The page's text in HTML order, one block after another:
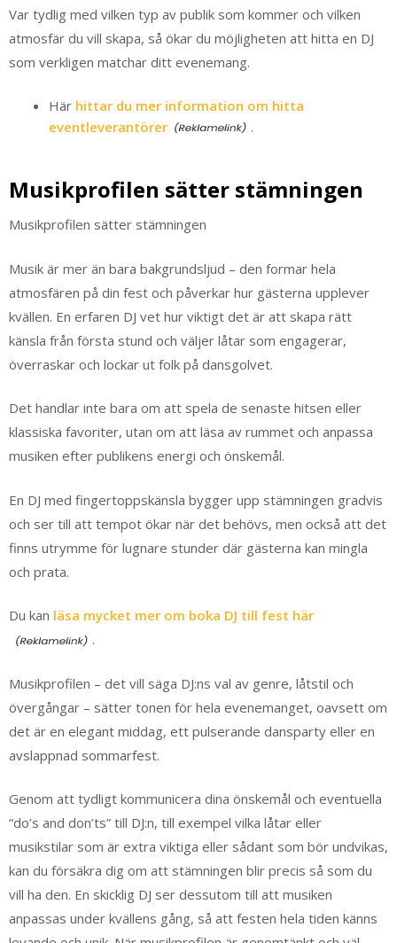
Var tydlig med vilken typ av publik som kommer och vilken
atmosfär du vill skapa, så ökar du möjligheten att hitta en DJ
som verkligen matchar ditt evenemang.
Här hittar du mer information om hitta
eventleverantörer
.
Musikprofilen sätter stämningen
Musikprofilen sätter stämningen
Musik är mer än bara bakgrundsljud – den formar hela
atmosfären på din fest och påverkar hur gästerna upplever
kvällen. En erfaren DJ vet hur viktigt det är att skapa rätt
känsla från första stund och väljer låtar som engagerar,
överraskar och lockar ut folk på dansgolvet.
Det handlar inte bara om att spela de senaste hitsen eller
klassiska favoriter, utan om att läsa av rummet och anpassa
musiken efter publikens energi och önskemål.
En DJ med fingertoppskänsla bygger upp stämningen gradvis
och ser till att tempot ökar när det behövs, men också att det
finns utrymme för lugnare stunder där gästerna kan mingla
och prata.
Du kan läsa mycket mer om boka DJ till fest här
.
Musikprofilen – det vill säga DJ:ns val av genre, låtstil och
övergångar – sätter tonen för hela evenemanget, oavsett om
det är en elegant middag, ett pulserande dansparty eller en
avslappnad sommarfest.
Genom att tydligt kommunicera dina önskemål och eventuella
“do’s and don’ts” till DJ:n, till exempel vilka låtar eller
musikstilar som är extra viktiga eller sådant som bör undvikas,
kan du försäkra dig om att stämningen blir precis så som du
vill ha den. En skicklig DJ ser dessutom till att musiken
anpassas under kvällens gång, så att festen hela tiden känns